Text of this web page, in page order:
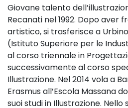
Giovane talento
Recanati nel 1992. Dopo aver
artistico, si trasferisce a
(Istituto Superiore per le
al corso triennale in
successivamente al corso
Illustrazione. Nel 2014 vola a
Erasmus all’Escola Massana
suoi studi in Illustrazione. Nello